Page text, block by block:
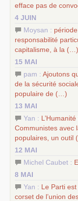
efface pas de
4 JUIN
Moysan :
responsabilité
capitalisme, à la (…)
15 MAI
pam : Ajoutons
de la sécurité
populaire de (…)
13 MAI
Yan :
Communistes avec
populaires, un outil
12 MAI
Michel Caubet :
8 MAI
Yan : Le Parti
corset de l’union